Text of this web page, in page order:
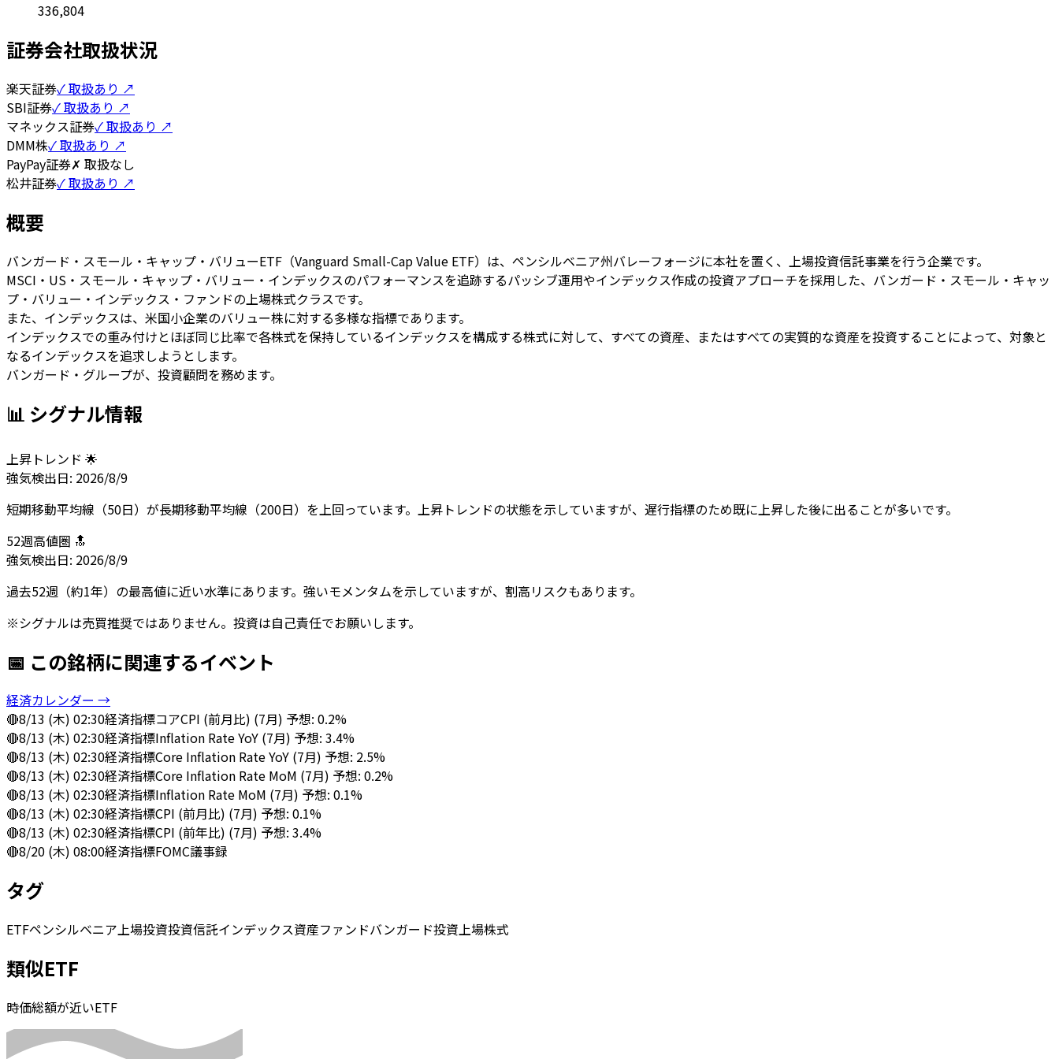
336,804
証券会社取扱状況
楽天証券✓ 取扱あり ↗
SBI証券✓ 取扱あり ↗
マネックス証券✓ 取扱あり ↗
DMM株✓ 取扱あり ↗
PayPay証券✗ 取扱なし
松井証券✓ 取扱あり ↗
概要
バンガード・スモール・キャップ・バリューETF（Vanguard Small-Cap Value ETF）は、ペンシルベニア州バレーフォージに本社を置く、上場投資信託事業を行う企業です。
MSCI・US・スモール・キャップ・バリュー・インデックスのパフォーマンスを追跡するパッシブ運用やインデックス作成の投資アプローチを採用した、バンガード・スモール・キャッ
プ・バリュー・インデックス・ファンドの上場株式クラスです。
また、インデックスは、米国小企業のバリュー株に対する多様な指標であります。
インデックスでの重み付けとほぼ同じ比率で各株式を保持しているインデックスを構成する株式に対して、すべての資産、またはすべての実質的な資産を投資することによって、対象と
なるインデックスを追求しようとします。
バンガード・グループが、投資顧問を務めます。
📊 シグナル情報
上昇トレンド 🌟
強気検出日: 2026/8/9
短期移動平均線（50日）が長期移動平均線（200日）を上回っています。上昇トレンドの状態を示していますが、遅行指標のため既に上昇した後に出ることが多いです。
52週高値圏 🔝
強気検出日: 2026/8/9
過去52週（約1年）の最高値に近い水準にあります。強いモメンタムを示していますが、割高リスクもあります。
※シグナルは売買推奨ではありません。投資は自己責任でお願いします。
📅 この銘柄に関連するイベント
経済カレンダー →
🔴8/13 (木) 02:30経済指標コアCPI (前月比) (7月) 予想: 0.2%
🔴8/13 (木) 02:30経済指標Inflation Rate YoY (7月) 予想: 3.4%
🔴8/13 (木) 02:30経済指標Core Inflation Rate YoY (7月) 予想: 2.5%
🔴8/13 (木) 02:30経済指標Core Inflation Rate MoM (7月) 予想: 0.2%
🔴8/13 (木) 02:30経済指標Inflation Rate MoM (7月) 予想: 0.1%
🔴8/13 (木) 02:30経済指標CPI (前月比) (7月) 予想: 0.1%
🔴8/13 (木) 02:30経済指標CPI (前年比) (7月) 予想: 3.4%
🔴8/20 (木) 08:00経済指標FOMC議事録
タグ
ETFペンシルベニア上場投資投資信託インデックス資産ファンドバンガード投資上場株式
類似ETF
時価総額が近いETF